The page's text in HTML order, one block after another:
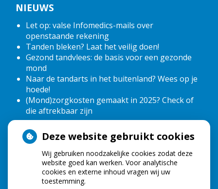
NIEUWS
Let op: valse Infomedics-mails over
openstaande rekening
Tanden bleken? Laat het veilig doen!
Gezond tandvlees: de basis voor een gezonde
mond
Naar de tandarts in het buitenland? Wees op je
hoede!
(Mond)zorgkosten gemaakt in 2025? Check of
die aftrekbaar zijn
HOE GEZOND IS JE MOND?
Deze website gebruikt cookies
Wij gebruiken noodzakelijke cookies zodat deze
website goed kan werken. Voor analytische
cookies en externe inhoud vragen wij uw
toestemming.